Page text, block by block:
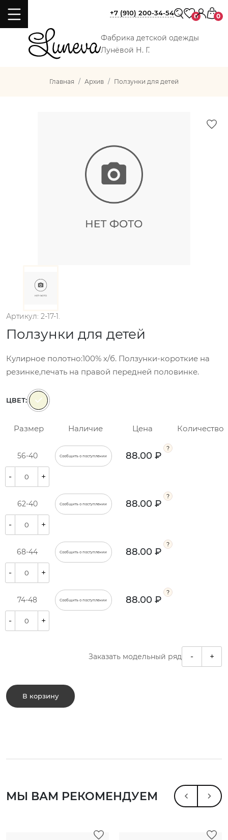
Фабрика детской одежды
Лунёвой Н. Г.
+7 (910) 200-34-54 0 0
Главная Архив Ползунки для детей
Артикул: 2-17-1.
Ползунки для детей
Кулирное полотно:100% х/б. Ползунки-короткие на
резинке,печать на правой передней половинке.
ЦВЕТ:
Размер Наличие Цена Количество
56-40 Сообщить о поступлении 88.00 ₽
- +
62-40 Сообщить о поступлении 88.00 ₽
- +
68-44 Сообщить о поступлении 88.00 ₽
- +
74-48 Сообщить о поступлении 88.00 ₽
- +
Заказать модельный ряд - +
В корзину
МЫ ВАМ РЕКОМЕНДУЕМ